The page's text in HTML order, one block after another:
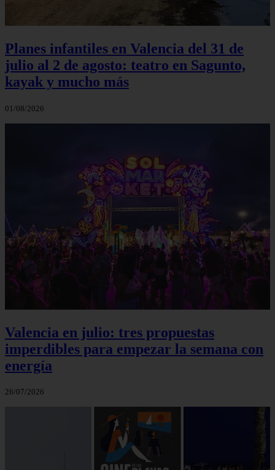
Planes infantiles en Valencia del 31 de
julio al 2 de agosto: teatro en Sagunto,
kayak y mucho más
01/08/2026
Valencia en julio: tres propuestas
imperdibles para empezar la semana con
energía
26/07/2026